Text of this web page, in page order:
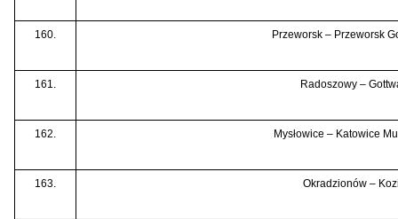
160. Przeworsk – Przeworsk
161. Radoszowy –
162. Mysłowice – Katowice
163. Okradzionów –